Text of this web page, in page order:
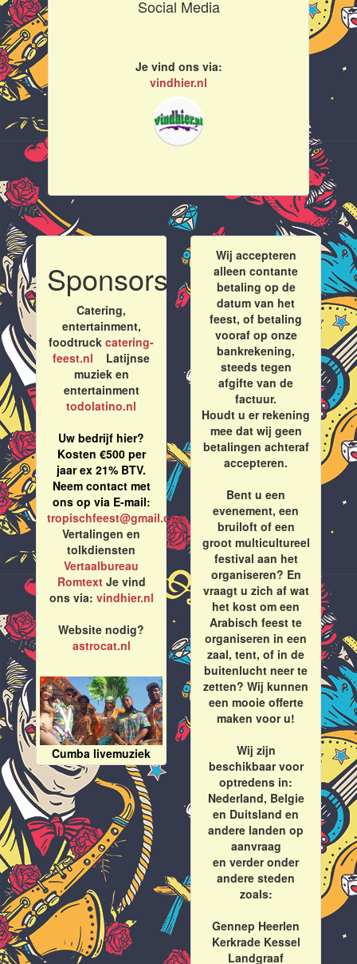
Social Media
Je vind ons via:
vindhier.nl
Sponsors
Catering,
entertainment,
foodtruck catering-
feest.nl Latijnse
muziek en
entertainment
todolatino.nl
Uw bedrijf hier?
Kosten €500 per
jaar ex 21% BTV.
Neem contact met
ons op via E-mail:
tropischfeest@gmail.com
Vertalingen en
tolkdiensten
Vertaalbureau
RomtextJe vind
ons via: vindhier.nl
Website nodig?
astrocat.nl
Cumba livemuziek
Wij accepteren
alleen contante
betaling op de
datum van het
feest, of betaling
vooraf op onze
bankrekening,
steeds tegen
afgifte van de
factuur.
Houdt u er rekening
mee dat wij geen
betalingen achteraf
accepteren.
Bent u een
evenement, een
bruiloft of een
groot multicultureel
festival aan het
organiseren? En
vraagt u zich af wat
het kost om een
Arabisch feest te
organiseren in een
zaal, tent, of in de
buitenlucht neer te
zetten? Wij kunnen
een mooie offerte
maken voor u!
Wij zijn
beschikbaar voor
optredens in:
Nederland, Belgie
en Duitsland en
andere landen op
aanvraag
en verder onder
andere steden
zoals:
Gennep Heerlen
Kerkrade Kessel
Landgraaf